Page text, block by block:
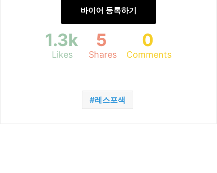
바이어 등록하기
1.3k
Likes
5
Shares
0
Comments
레스포색